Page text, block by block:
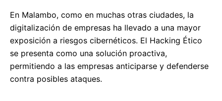
En Malambo, como en muchas otras ciudades, la
digitalización de empresas ha llevado a una mayor
exposición a riesgos cibernéticos. El Hacking Ético
se presenta como una solución proactiva,
permitiendo a las empresas anticiparse y defenderse
contra posibles ataques.